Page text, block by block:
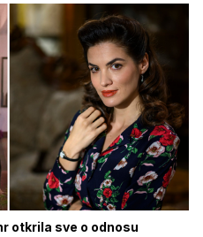
otkrila sve o odnosu